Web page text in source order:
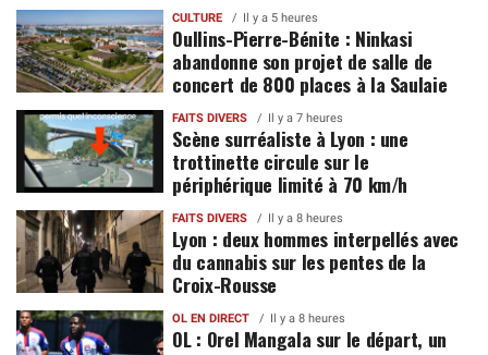
CULTURE Il y a 5 heures
Oullins-Pierre-Bénite : Ninkasi
abandonne son projet de salle de
concert de 800 places à la Saulaie
FAITS DIVERS Il y a 7 heures
Scène surréaliste à Lyon : une
trottinette circule sur le
périphérique limité à 70 km/h
FAITS DIVERS Il y a 8 heures
Lyon : deux hommes interpellés avec
du cannabis sur les pentes de la
Croix-Rousse
OL EN DIRECT Il y a 8 heures
OL : Orel Mangala sur le départ, un